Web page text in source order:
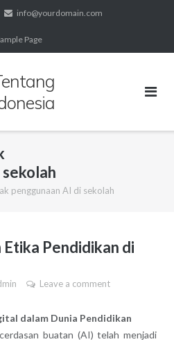
info@yourdomain.com
Page
penggunaan AI di sekolah
Pendidikan di
Leave a comment
dalam Dunia Pendidikan
buatan (AI) telah menjadi